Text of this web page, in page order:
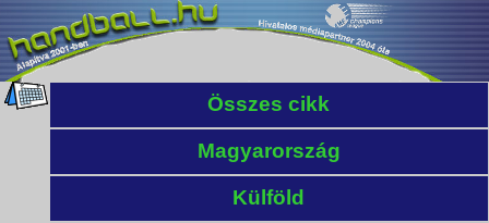
Összes cikk
Magyarország
Külföld